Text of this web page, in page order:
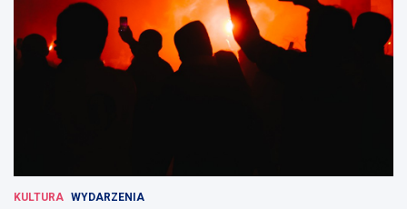
KULTURA WYDARZENIA